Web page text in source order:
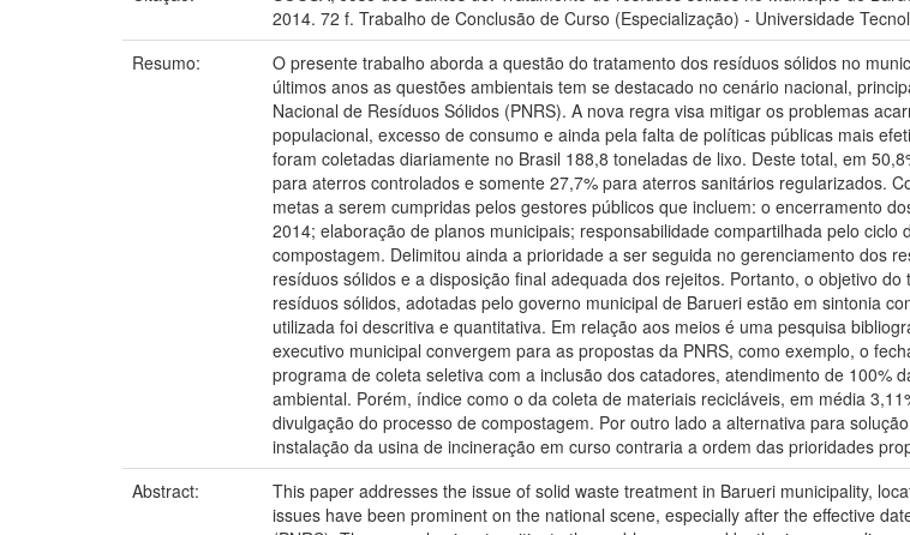
2014. 72 f. Trabalho de Conclusão de Curso (Especialização) - Universidade
Resumo:
O presente trabalho aborda a questão do tratamento dos resíduos sólidos no
últimos anos as questões ambientais tem se destacado no cenário nacional,
Nacional de Resíduos Sólidos (PNRS). A nova regra visa mitigar os problemas
populacional, excesso de consumo e ainda pela falta de políticas públicas mais
foram coletadas diariamente no Brasil 188,8 toneladas de lixo. Deste total, em
para aterros controlados e somente 27,7% para aterros sanitários regularizados.
metas a serem cumpridas pelos gestores públicos que incluem: o encerramento
2014; elaboração de planos municipais; responsabilidade compartilhada pelo
compostagem. Delimitou ainda a prioridade a ser seguida no gerenciamento dos
resíduos sólidos e a disposição final adequada dos rejeitos. Portanto, o objetivo
resíduos sólidos, adotadas pelo governo municipal de Barueri estão em sintonia
utilizada foi descritiva e quantitativa. Em relação aos meios é uma pesquisa
executivo municipal convergem para as propostas da PNRS, como exemplo, o
programa de coleta seletiva com a inclusão dos catadores, atendimento de 100%
ambiental. Porém, índice como o da coleta de materiais recicláveis, em média
divulgação do processo de compostagem. Por outro lado a alternativa para
instalação da usina de incineração em curso contraria a ordem das prioridades
Abstract:
This paper addresses the issue of solid waste treatment in Barueri municipality,
issues have been prominent on the national scene, especially after the effective